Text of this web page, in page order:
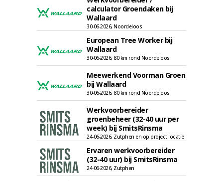
calculator Groendaken bij
Wallaard
30-06-2026, Noordeloos
European Tree Worker bij
Wallaard
30-06-2026, 80 km rond Noordeloos
Meewerkend Voorman Groen
bij Wallaard
30-06-2026, 80 km rond Noordeloos
Werkvoorbereider
groenbeheer (32-40 uur per
week) bij SmitsRinsma
24-06-2026, Zutphen en op project locatie
Ervaren werkvoorbereider
(32-40 uur) bij SmitsRinsma
24-06-2026, Zutphen